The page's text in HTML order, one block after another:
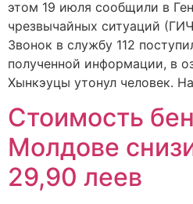
этом 19 июля сообщили в
чрезвычайных ситуаций
Звонок в службу 112
полученной информации, в
Хынкэуцы утонул человек.
Стоимость
Молдове
29,90 леев